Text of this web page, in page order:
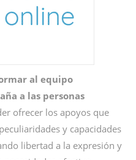
al equipo
a las personas
ofrecer los apoyos que
y capacidades
libertad a la expresión y